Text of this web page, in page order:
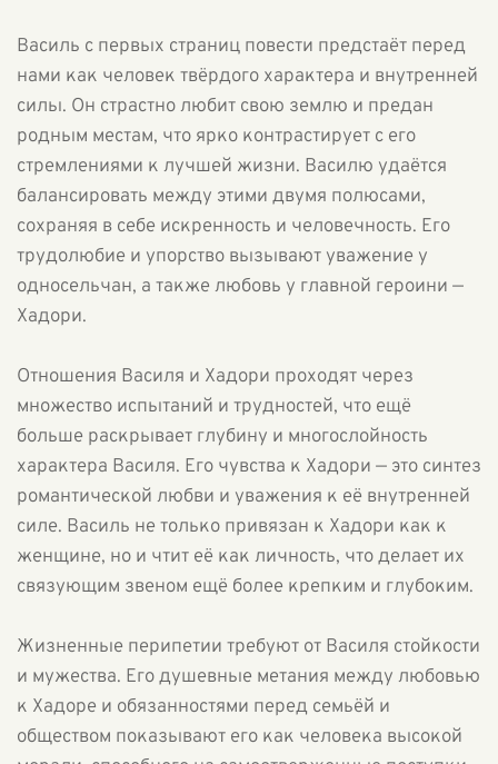
Василь с первых страниц повести предстаёт перед
нами как человек твёрдого характера и внутренней
силы. Он страстно любит свою землю и предан
родным местам, что ярко контрастирует с его
стремлениями к лучшей жизни. Василю удаётся
балансировать между этими двумя полюсами,
сохраняя в себе искренность и человечность. Его
трудолюбие и упорство вызывают уважение у
односельчан, а также любовь у главной героини —
Хадори.
Отношения Василя и Хадори проходят через
множество испытаний и трудностей, что ещё
больше раскрывает глубину и многослойность
характера Василя. Его чувства к Хадори — это синтез
романтической любви и уважения к её внутренней
силе. Василь не только привязан к Хадори как к
женщине, но и чтит её как личность, что делает их
связующим звеном ещё более крепким и глубоким.
Жизненные перипетии требуют от Василя стойкости
и мужества. Его душевные метания между любовью
к Хадоре и обязанностями перед семьёй и
обществом показывают его как человека высокой